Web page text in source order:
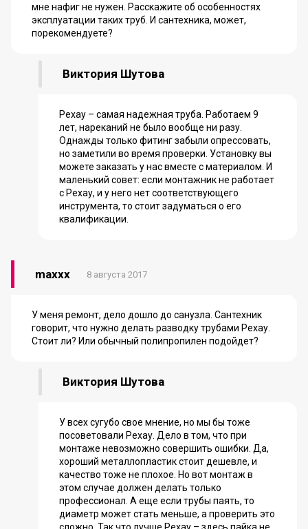
мне нафиг не нужен. Расскажите об особенностях
эксплуатации таких труб. И сантехника, может,
порекомендуете?
Виктория Шутова
Рехау – самая надежная труба. Работаем 9
лет, нареканий не было вообще ни разу.
Однажды только фитинг забыли опрессовать,
но заметили во время проверки. Установку вы
можете заказать у нас вместе с материалом. И
маленький совет: если монтажник не работает
с Рехау, и у него нет соответствующего
инструмента, то стоит задуматься о его
квалификации.
maxxx 8 августа 2017
У меня ремонт, дело дошло до санузла. Сантехник
говорит, что нужно делать разводку трубами Рехау.
Стоит ли? Или обычный полипропилен подойдет?
Виктория Шутова
У всех сугубо свое мнение, но мы бы тоже
посоветовали Рехау. Дело в том, что при
монтаже невозможно совершить ошибки. Да,
хороший металлопластик стоит дешевле, и
качество тоже не плохое. Но вот монтаж в
этом случае должен делать только
профессионал. А еще если трубы паять, то
диаметр может стать меньше, а проверить это
сложно. Так что лучше Рехау – здесь пайка не